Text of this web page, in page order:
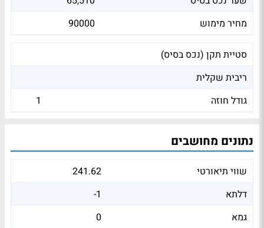
מחיר מימוש
90000
סטיית תקן (נכס בסיס)
ריבית שקלית
גודל חוזה
1
נתונים מחושבים
שווי תיאורטי
241.62
דלתא
-1
גמא
0